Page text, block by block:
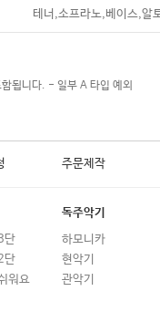
테너,소프라노,베이스,알
됩니다. - 일부 A 타입 예외
주문제작
단
단
워요
독주악기
하모니카
현악기
관악기